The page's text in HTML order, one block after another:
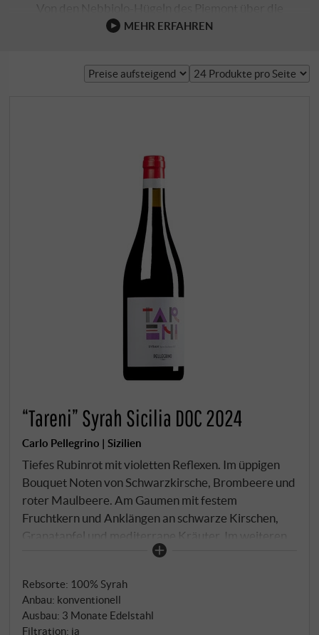
Von den Nebbiolo-Hügeln des Piemont über die
Sangiovese-Landschaften der Toskana bis zu den
unterschiedlich sind wie ihre Regionen und doch eines
gemeinsam haben: Persönlichkeit. Mal kühl und präzise,
MEHR ERFAHREN
“Tareni” Syrah Sicilia DOC 2024
Carlo Pellegrino | Sizilien
Tiefes Rubinrot mit violetten Reflexen. Im üppigen
Bouquet Noten von Schwarzkirsche, Brombeere und
roter Maulbeere. Am Gaumen mit festem
Fruchtkern und Anklängen an schwarze Kirschen,
Granatapfel und mediterrane Kräuter. Im weiteren
Verlauf würzig, weich und von guter, mittlerer
Rebsorte: 100% Syrah
Anbau: konventionell
Ausbau: 3 Monate Edelstahl
Filtration: ja